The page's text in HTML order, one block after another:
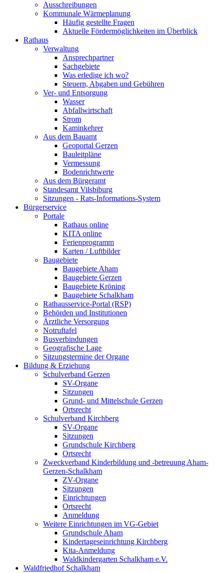
Ausschreibungen
Kommunale Wärmeplanung
Häufig gestellte Fragen
Aktuelle Fördermöglichkeiten im Überblick
Rathaus
Verwaltung
Ansprechpartner
Sachgebiete
Was erledige ich wo?
Steuern, Abgaben und Gebühren
Ver- und Entsorgung
Wasser
Abfallwirtschaft
Strom
Kaminkehrer
Aus dem Bauamt
Geoportal Gerzen
Bauleitpläne
Vermessung
Bodenrichtwerte
Aus dem Bürgeramt
Standesamt Vilsbiburg
Sitzungen - Rats-Informations-System
Bürgerservice
Portale
Rathaus online
KITA online
Ferienprogramm
Karten / Luftbilder
Baugebiete
Baugebiete Aham
Baugebiete Gerzen
Baugebiete Kröning
Baugebiete Schalkham
Rathausservice-Portal (RSP)
Behörden und Institutionen
Ärztliche Versorgung
Notruftafel
Busverbindungen
Geografische Lage
Sitzungstermine der Organe
Bildung & Erziehung
Schulverband Gerzen
SV-Organe
Sitzungen
Grund- und Mittelschule Gerzen
Ortsrecht
Schulverband Kirchberg
SV-Organe
Sitzungen
Grundschule Kirchberg
Ortsrecht
Zweckverband Kinderbildung und -betreuung Aham-
Gerzen-Schalkham
ZV-Organe
Sitzungen
Einrichtungen
Ortsrecht
Anmeldung
Weitere Einrichtungen im VG-Gebiet
Grundschule Aham
Kindertageseinrichtung Kirchberg
Kita-Anmeldung
Waldkindergarten Schalkham e.V.
Waldfriedhof Schalkham